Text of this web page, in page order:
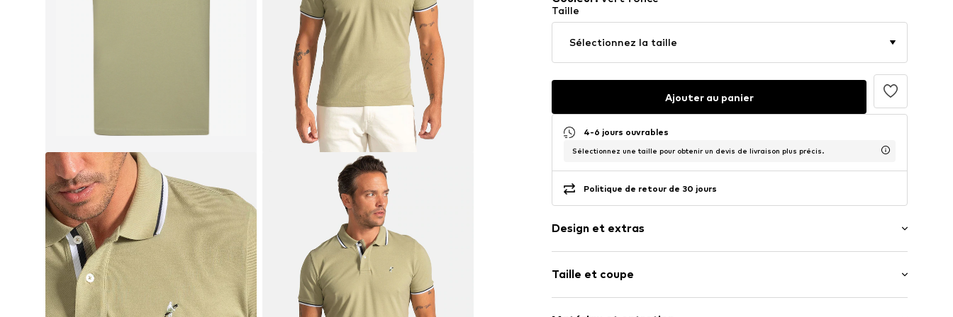
Taille
Sélectionnez la taille
Ajouter au panier
4-6 jours ouvrables
Sélectionnez une taille pour obtenir un devis de livraison plus précis.
Politique de retour de 30 jours
Design et extras
Coton
Col polo
Boutonnière plaquée
Taille et coupe